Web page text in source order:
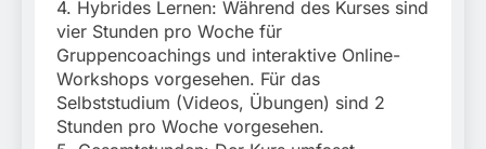
4. Hybrides Lernen: Während des Kurses sind
vier Stunden pro Woche für
Gruppencoachings und interaktive Online-
Workshops vorgesehen. Für das
Selbststudium (Videos, Übungen) sind 2
Stunden pro Woche vorgesehen.